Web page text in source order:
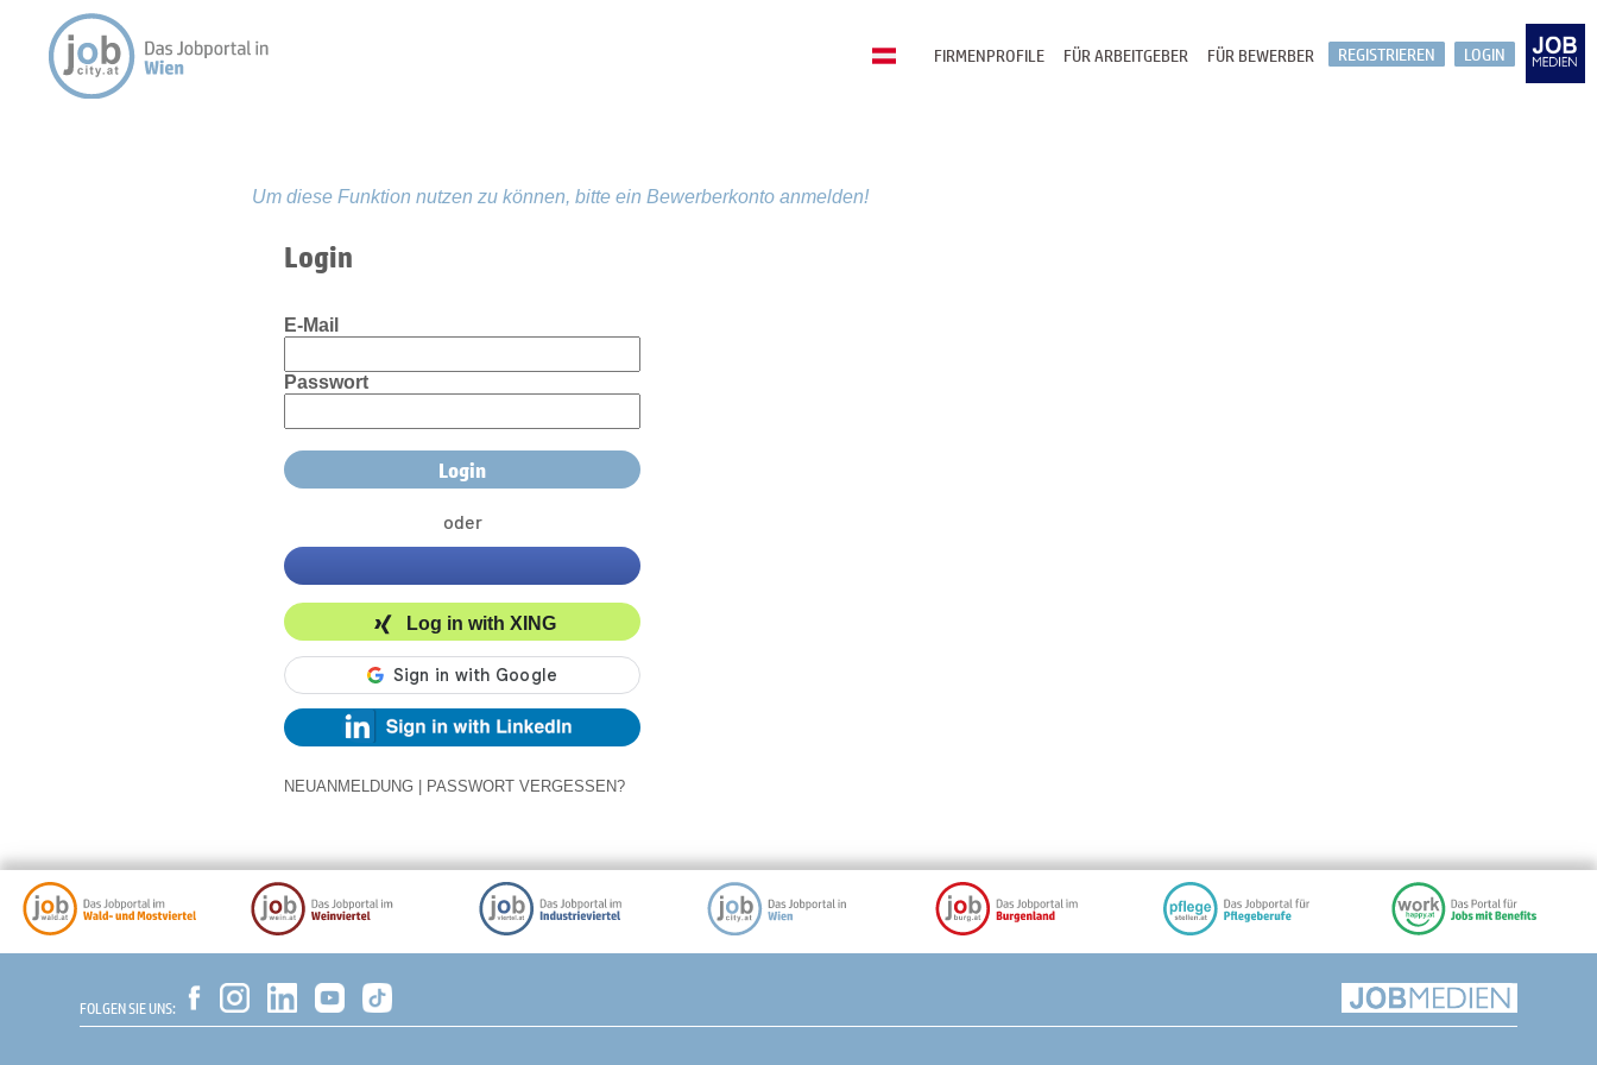
LOGIN
REGISTRIEREN
FÜR BEWERBER
FÜR ARBEITGEBER
FIRMENPROFILE
Um diese Funktion nutzen zu können, bitte ein Bewerberkonto anmelden!
Login
E-Mail
Passwort
oder
Log in with XING
NEUANMELDUNG PASSWORT VERGESSEN?
FOLGEN SIE UNS: